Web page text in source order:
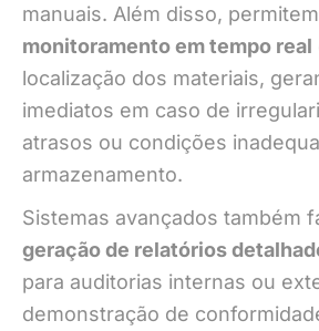
manuais. Além disso,
monitoramento em tempo real
localização dos materiais,
imediatos em caso de
atrasos ou condições
armazenamento.
Sistemas avançados também
geração de relatórios
para auditorias internas ou
demonstração de